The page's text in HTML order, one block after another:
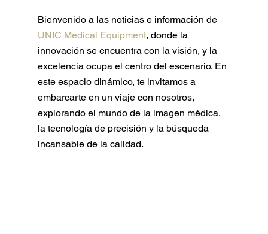
Bienvenido a las noticias e información de
UNIC Medical Equipment, donde la
innovación se encuentra con la visión, y la
excelencia ocupa el centro del escenario. En
este espacio dinámico, te invitamos a
embarcarte en un viaje con nosotros,
explorando el mundo de la imagen médica,
la tecnología de precisión y la búsqueda
incansable de la calidad.